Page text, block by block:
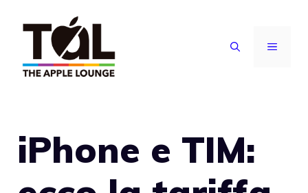
contenuto
MENU
iPhone e TIM: